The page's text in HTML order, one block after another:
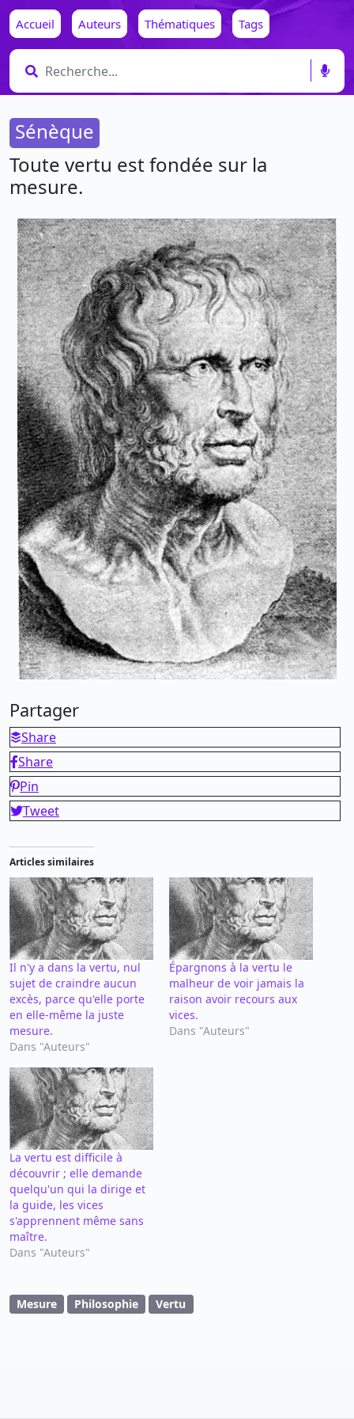
Accueil Auteurs Thématiques Tags
Sénèque
Toute vertu est fondée sur la
mesure.
Partager
Share
Share
Pin
Tweet
Articles similaires
Il n'y a dans la vertu, nul
sujet de craindre aucun
excès, parce qu'elle porte
en elle-même la juste
mesure.
Dans "Auteurs"
Épargnons à la vertu le
malheur de voir jamais la
raison avoir recours aux
vices.
Dans "Auteurs"
La vertu est difficile à
découvrir ; elle demande
quelqu'un qui la dirige et
la guide, les vices
s'apprennent même sans
maître.
Dans "Auteurs"
Mesure Philosophie Vertu